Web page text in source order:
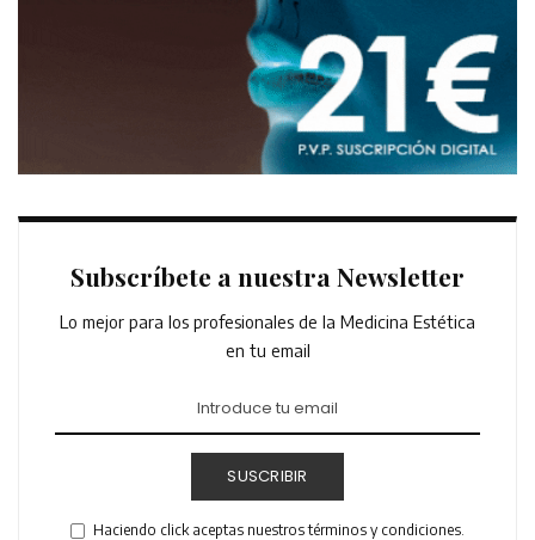
Subscríbete a nuestra Newsletter
Lo mejor para los profesionales de la Medicina Estética
en tu email
SUSCRIBIR
Haciendo click aceptas nuestros términos y condiciones.